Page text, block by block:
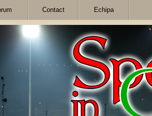
Contact Echipa